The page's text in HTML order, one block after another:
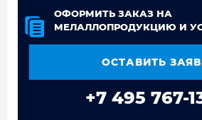
ОФОРМИТЬ ЗАКАЗ НА
МЕЛАЛЛОПРОДУКЦИЮ И
ОСТАВИТЬ
+7 495 767-